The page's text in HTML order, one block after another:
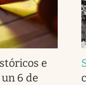
e
6 de